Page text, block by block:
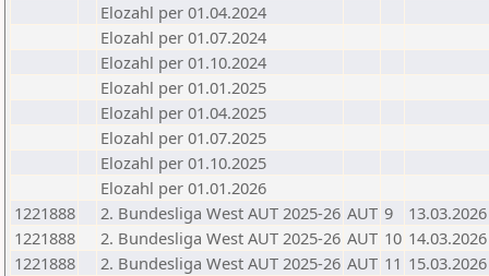
Elozahl per 01.04.2024
Elozahl per 01.07.2024
Elozahl per 01.10.2024
Elozahl per 01.01.2025
Elozahl per 01.04.2025
Elozahl per 01.07.2025
Elozahl per 01.10.2025
Elozahl per 01.01.2026
1221888
2. Bundesliga West AUT 2025-26 AUT 9
13.03.2026
1221888
2. Bundesliga West AUT 2025-26 AUT 10 14.03.2026
1221888
2. Bundesliga West AUT 2025-26 AUT 11 15.03.2026